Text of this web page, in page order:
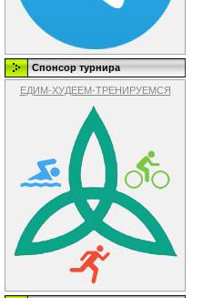
Спонсор турнира
ЕДИМ-ХУДЕЕМ-ТРЕНИРУЕМСЯ